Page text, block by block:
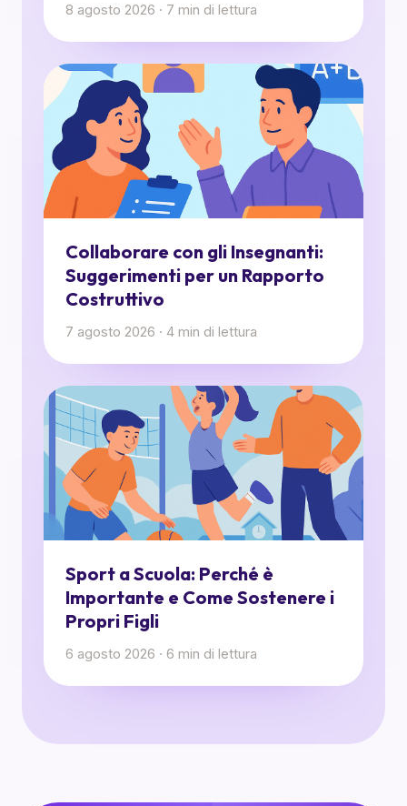
8 agosto 2026 · 7 min di lettura
Collaborare con gli Insegnanti:
Suggerimenti per un Rapporto
Costruttivo
7 agosto 2026 · 4 min di lettura
Sport a Scuola: Perché è
Importante e Come Sostenere i
Propri Figli
6 agosto 2026 · 6 min di lettura